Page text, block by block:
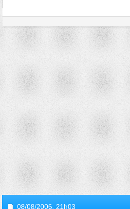
08/08/2006, 21h03